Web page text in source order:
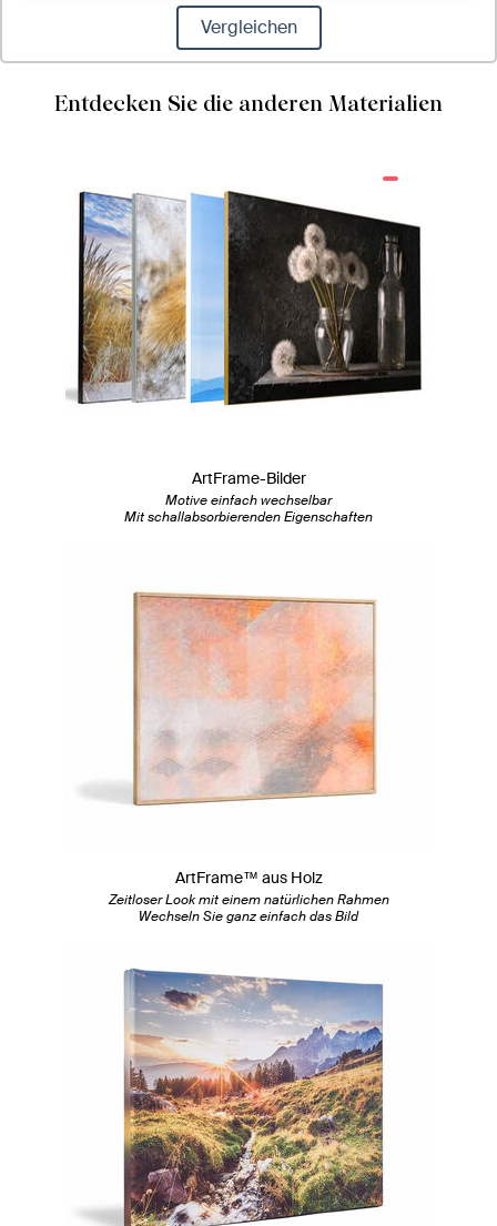
Vergleichen
Entdecken Sie die anderen Materialien
ArtFrame-Bilder
Motive einfach wechselbar
Mit schallabsorbierenden Eigenschaften
ArtFrame™ aus Holz
Zeitloser Look mit einem natürlichen Rahmen
Wechseln Sie ganz einfach das Bild